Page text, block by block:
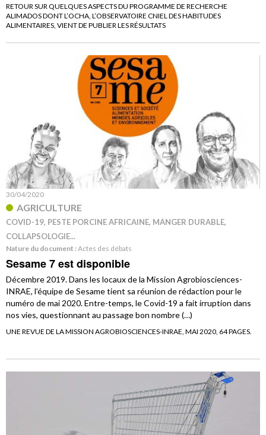
RETOUR SUR QUELQUES ASPECTS DU PROGRAMME DE RECHERCHE
ALIMADOS DONT L’OCHA, L’OBSERVATOIRE CNIEL DES HABITUDES
ALIMENTAIRES, VIENT DE PUBLIER LES RÉSULTATS
30/04/2020
AGRICULTURE
COVID-19, PESTE PORCINE AFRICAINE, MANGER DURABLE,
COLLAPSOLOGIE...
Nature du document :Actes des débats
Sesame 7 est disponible
Décembre 2019. Dans les locaux de la Mission Agrobiosciences-
INRAE, l’équipe de Sesame tient sa réunion de rédaction pour le
numéro de mai 2020. Entre-temps, le Covid-19 a fait irruption dans
nos vies, questionnant au passage bon nombre (…)
UNE REVUE DE LA MISSION AGROBIOSCIENCES-INRAE, MAI 2020, 64 PAGES.